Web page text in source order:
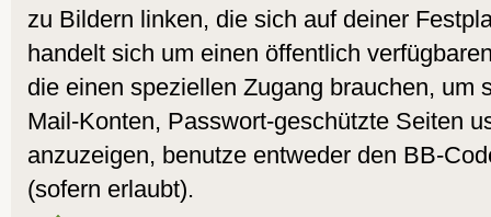
zu Bildern linken, die sich auf deiner
handelt sich um einen öffentlich
die einen speziellen Zugang brauchen, um
Mail-Konten, Passwort-geschützte Seiten
anzuzeigen, benutze entweder den BB-
(sofern erlaubt).